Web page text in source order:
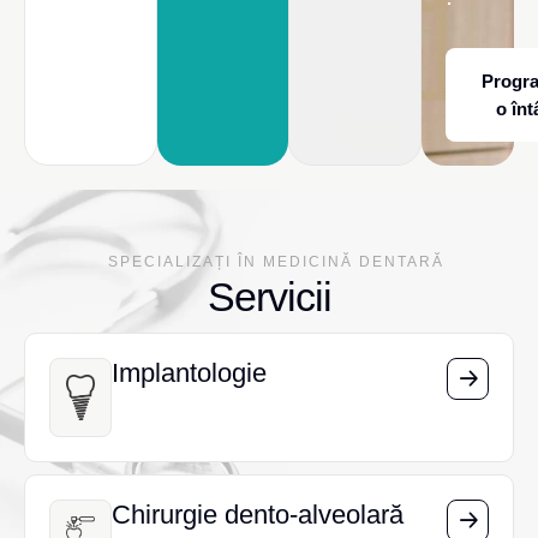
o
SPECIALIZAȚI ÎN MEDICINĂ DENTARĂ
Servicii
Implantologie
Implantologie
Chirurgie dento-alveolară
Chirurgie dento-alveolară